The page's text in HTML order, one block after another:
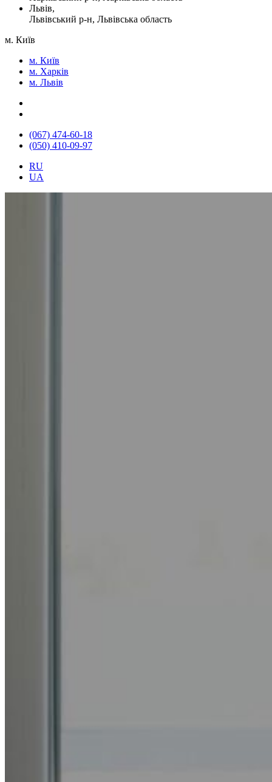
Львів,
Львівський р-н, Львівська область
м. Київ
м. Київ
м. Харків
м. Львів
(067) 474-60-18
(050) 410-09-97
RU
UA